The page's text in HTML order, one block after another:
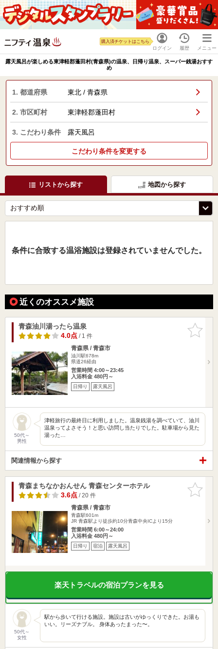
ログイン
購入済チケットはこちら
履歴 メニュー
露天風呂が楽しめる東津軽郡蓬田村(青森県)の温泉、日帰り温泉、スーパー銭湯おすす
め
1. 都道府県 東北 / 青森県
2. 市区町村 東津軽郡蓬田村
3. こだわり条件 露天風呂
こだわり条件を変更する
リストから探す 地図から探す
条件に合致する温浴施設は登録されていませんでした。
近くのオススメ施設
お気に入
りに追加
青森油川湯ったら温泉
4.0点/ 1 件
青森県 / 青森市
油川駅678m
県道26経由
営業時間 4:00～23:45
入浴料金 480円～
日帰り 露天風呂
50代～
男性
津軽旅行の最終日に利用しました。温泉銭湯を調べていて、油川
温泉ってよさそう！と思い訪問し当たりでした。駐車場から見た
湯った…
関連情報から探す
お気に入
りに追加
青森まちなかおんせん 青森センターホテル
3.6点/ 20 件
青森県 / 青森市
青森駅601m
JR 青森駅より徒歩約10分青森中央ICより15分
営業時間 6:00～24:00
入浴料金 480円～
日帰り 宿泊 露天風呂
楽天トラベルの宿泊プランを見る
50代～
女性
駅から歩いて行ける施設。施設は古いがゆっくりできた。お湯も
いい。リーズナブル。 身体あったまった〜。